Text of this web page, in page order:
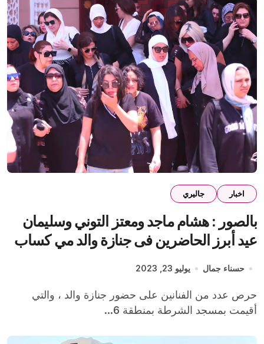
اخبار جاليري
بالصور : هشام ماجد ومعتز التوني وسليمان
عيد أبرز الحاضرين فى جنازة والد مي كساب
حسناء جمال يوليو 23, 2023
حرص عدد من الفنانين على حضور جنازة والد ، والتي
أقيمت بمسجد الشرطة بمنطقة 6...